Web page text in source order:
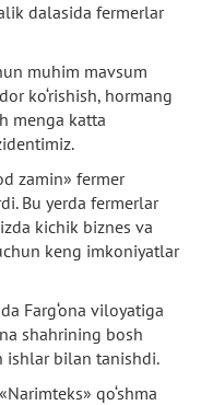
dalasida fermerlar
muhim mavsum
ko‘rishish, hormang
menga katta
zamin» fermer
Bu yerda fermerlar
kichik biznes va
keng imkoniyatlar
Farg‘ona viloyatiga
shahrining bosh
ishlar bilan tanishdi.
qo‘shma